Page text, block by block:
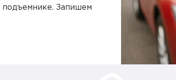
подъемнике. Запишем